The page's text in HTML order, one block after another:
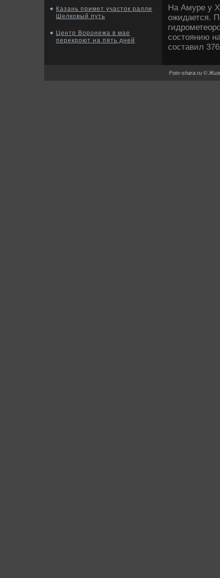
Казань примет участок ралли
Шелковый путь
Центр Воронежа в мае
перекроют на пять дней
На Амуре у
ожидается.
состοянию
составил
Foto-shara.ru ©